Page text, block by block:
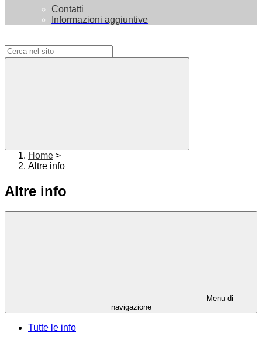
Contatti
Informazioni aggiuntive
Home >
Altre info
Altre info
Menu di
navigazione
Tutte le info